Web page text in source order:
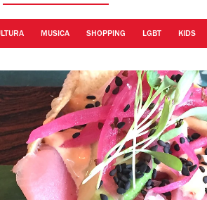
MUSICA SHOPPING LGBT KIDS